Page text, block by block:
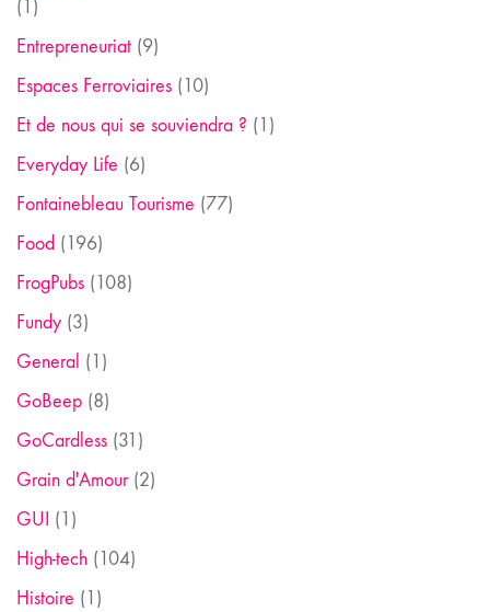
(1)
Entrepreneuriat (9)
Espaces Ferroviaires (10)
Et de nous qui se souviendra ? (1)
Everyday Life (6)
Fontainebleau Tourisme (77)
Food (196)
FrogPubs (108)
Fundy (3)
General (1)
GoBeep (8)
GoCardless (31)
Grain d'Amour(2)
GUI (1)
High-tech (104)
Histoire (1)